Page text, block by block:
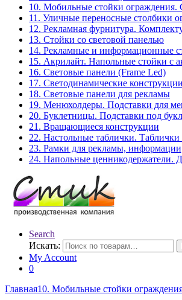
10. Мобильные стойки ограждения.
11. Уличные переносные столбики
12. Рекламная фурнитура.
13. Стойки со световой панелью
14. Рекламные и информационные
15. Акрилайт. Напольные стойки с
16. Световые панели (Frame Led)
17. Светодинамические конструкции
18. Световые панели для рекламы
19. Менюхолдеры. Подставки для
20. Буклетницы. Подставки под
21. Вращающиеся конструкции
22. Настольные таблички.
23. Рамки для рекламы,
24. Напольные ценникодержатели.
Search
Искать:
My Account
0
Главная10. Мобильные стойки